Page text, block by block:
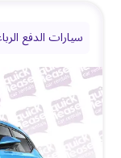
سيارات الدفع